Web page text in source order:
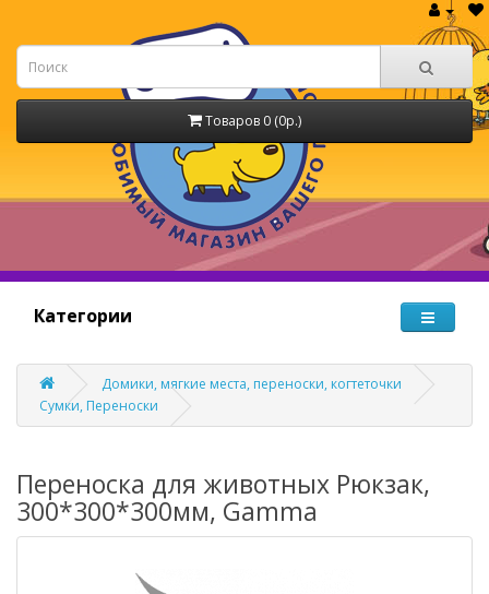
Товаров 0 (0р.)
Категории
Домики, мягкие места, переноски, когтеточки
Сумки, Переноски
Переноска для животных Рюкзак,
300*300*300мм, Gamma